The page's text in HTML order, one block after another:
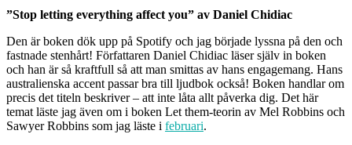
”Stop letting everything affect you” av Daniel Chidiac
Den är boken dök upp på Spotify och jag började lyssna på den och
fastnade stenhårt! Författaren Daniel Chidiac läser själv in boken
och han är så kraftfull så att man smittas av hans engagemang. Hans
australienska accent passar bra till ljudbok också! Boken handlar om
precis det titeln beskriver – att inte låta allt påverka dig. Det här
temat läste jag även om i boken Let them-teorin av Mel Robbins och
Sawyer Robbins som jag läste i februari.